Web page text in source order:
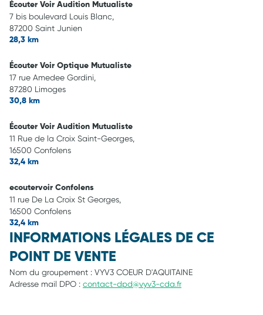
Écouter Voir Audition Mutualiste
7 bis boulevard Louis Blanc,
87200 Saint Junien
28,3 km
Écouter Voir Optique Mutualiste
17 rue Amedee Gordini,
87280 Limoges
30,8 km
Écouter Voir Audition Mutualiste
11 Rue de la Croix Saint-Georges,
16500 Confolens
32,4 km
ecoutervoir Confolens
11 rue De La Croix St Georges,
16500 Confolens
32,4 km
INFORMATIONS LÉGALES DE CE
POINT DE VENTE
Nom du groupement : VYV3 COEUR D'AQUITAINE
Adresse mail DPO : contact-dpd@vyv3-cda.fr